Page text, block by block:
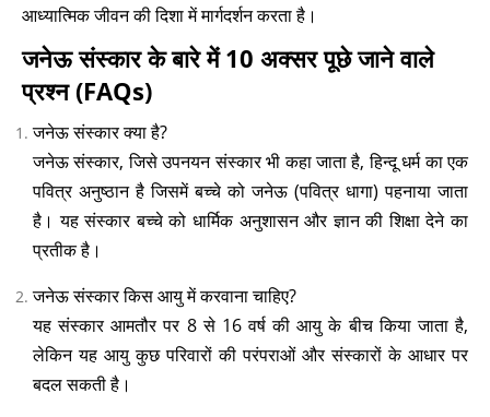
आध्यात्मिक जीवन की दिशा में मार्गदर्शन करता है।
जनेऊ संस्कार के बारे में 10 अक्सर पूछे जाने वाले
प्रश्न (FAQs)
जनेऊ संस्कार क्या है?
जनेऊ संस्कार, जिसे उपनयन संस्कार भी कहा जाता है, हिन्दू धर्म का एक
पवित्र अनुष्ठान है जिसमें बच्चे को जनेऊ (पवित्र धागा) पहनाया जाता
है। यह संस्कार बच्चे को धार्मिक अनुशासन और ज्ञान की शिक्षा देने का
प्रतीक है।
जनेऊ संस्कार किस आयु में करवाना चाहिए?
यह संस्कार आमतौर पर 8 से 16 वर्ष की आयु के बीच किया जाता है,
लेकिन यह आयु कुछ परिवारों की परंपराओं और संस्कारों के आधार पर
बदल सकती है।